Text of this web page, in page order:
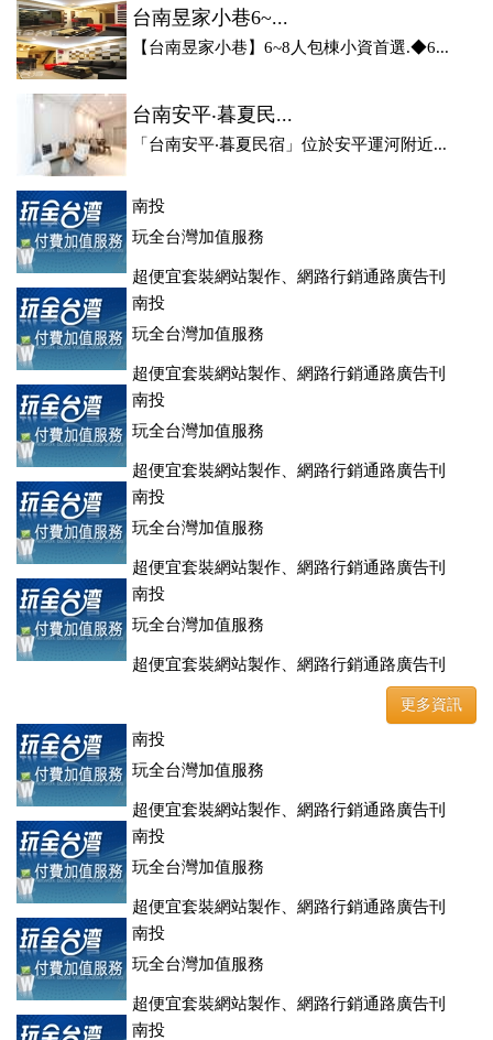
台南昱家小巷6~...
【台南昱家小巷】6~8人包棟小資首選.◆6...
台南安平‧暮夏民...
「台南安平‧暮夏民宿」位於安平運河附近...
南投
玩全台灣加值服務
超便宜套裝網站製作、網路行銷通路廣告刊
登、訂房系統、客房委託旅行社銷售，全面優惠中....
南投
玩全台灣加值服務
超便宜套裝網站製作、網路行銷通路廣告刊
登、訂房系統、客房委託旅行社銷售，全面優惠中....
南投
玩全台灣加值服務
超便宜套裝網站製作、網路行銷通路廣告刊
登、訂房系統、客房委託旅行社銷售，全面優惠中....
南投
玩全台灣加值服務
超便宜套裝網站製作、網路行銷通路廣告刊
登、訂房系統、客房委託旅行社銷售，全面優惠中....
南投
玩全台灣加值服務
超便宜套裝網站製作、網路行銷通路廣告刊
登、訂房系統、客房委託旅行社銷售，全面優惠中....
更多資訊
南投
玩全台灣加值服務
超便宜套裝網站製作、網路行銷通路廣告刊
登、訂房系統、客房委託旅行社銷售，全面優惠中....
南投
玩全台灣加值服務
超便宜套裝網站製作、網路行銷通路廣告刊
登、訂房系統、客房委託旅行社銷售，全面優惠中....
南投
玩全台灣加值服務
超便宜套裝網站製作、網路行銷通路廣告刊
登、訂房系統、客房委託旅行社銷售，全面優惠中....
南投